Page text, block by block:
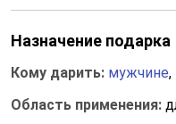
Назначение подарка
Кому дарить: мужчине,
Область применения: